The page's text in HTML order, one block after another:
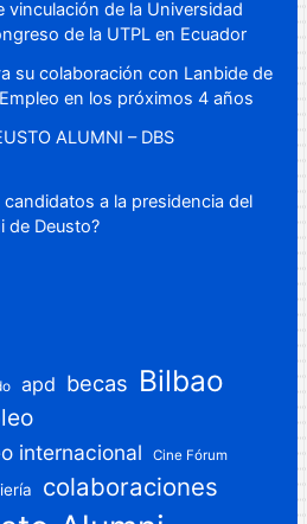
vinculación de la Universidad
de la UTPL en Ecuador
su colaboración con Lanbide de
en los próximos 4 años
ALUMNI – DBS
a la presidencia del
de Deusto?
apd becas Bilbao
internacional Cine Fórum
colaboraciones